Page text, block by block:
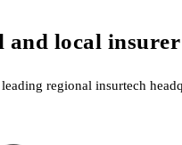
and local
regional insurtech